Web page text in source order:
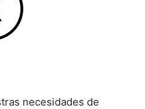
necesidades de